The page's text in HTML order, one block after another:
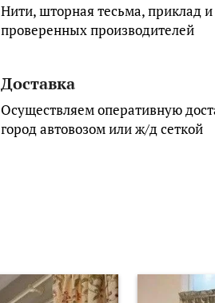
Нити, шторная тесьма, приклад
проверенных производителей
Доставка
Осуществляем оперативную
город автовозом или ж/д сеткой